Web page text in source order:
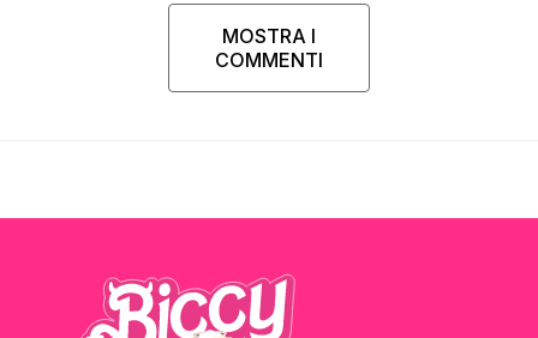
MOSTRA I
COMMENTI